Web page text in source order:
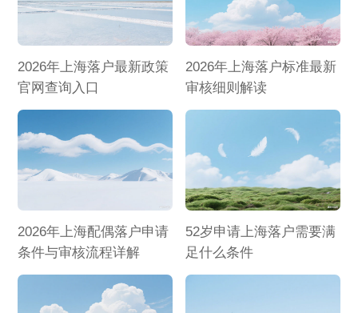
2026年上海落户最新政策
官网查询入口
2026年上海落户标准最新
审核细则解读
2026年上海配偶落户申请
条件与审核流程详解
52岁申请上海落户需要满
足什么条件